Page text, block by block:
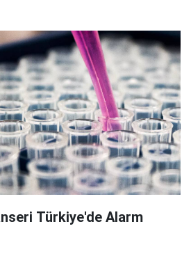
Türkiye'de Alarm